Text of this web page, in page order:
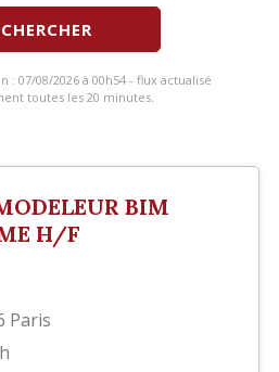
07/08/2026 à 00h54 - flux actualisé
toutes les 20 minutes.
BIM
H/F
Paris